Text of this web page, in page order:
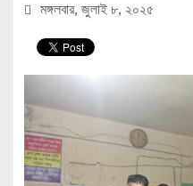
মঙ্গলবার, জুলাই ৮, ২০২৫